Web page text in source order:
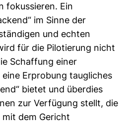
fokussieren. Ein
im Sinne der
und echten
für die Pilotierung nicht
Schaffung einer
Erprobung taugliches
bietet und überdies
zur Verfügung stellt, die
dem Gericht